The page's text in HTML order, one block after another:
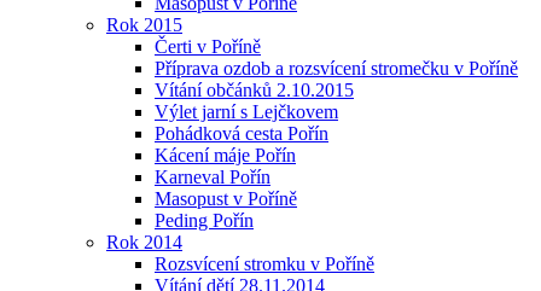
Rok 2015
Čerti v Poříně
Příprava ozdob a rozsvícení stromečku v Poříně
Vítání občánků 2.10.2015
Výlet jarní s Lejčkovem
Pohádková cesta Pořín
Kácení máje Pořín
Karneval Pořín
Masopust v Poříně
Peding Pořín
Rok 2014
Rozsvícení stromku v Poříně
Vítání dětí 28.11.2014